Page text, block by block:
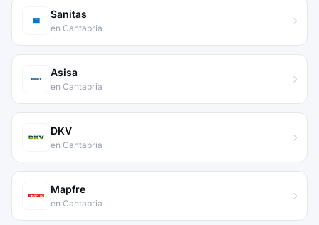
Sanitas
en Cantabria
Asisa
en Cantabria
DKV
en Cantabria
Mapfre
en Cantabria